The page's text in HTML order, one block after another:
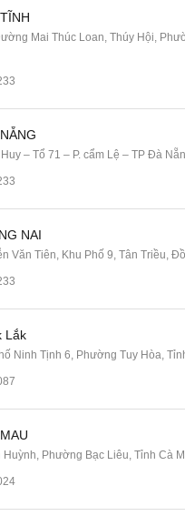
Mai Thúc Loan, Thúy Hội,
– Tổ 71 – P. cẩm Lệ – TP Đà
NAI
Văn Tiên, Khu Phố 9, Tân Triều,
Lắk
Ninh Tịnh 6, Phường Tuy Hòa,
Phường Bạc Liêu, Tỉnh Cà